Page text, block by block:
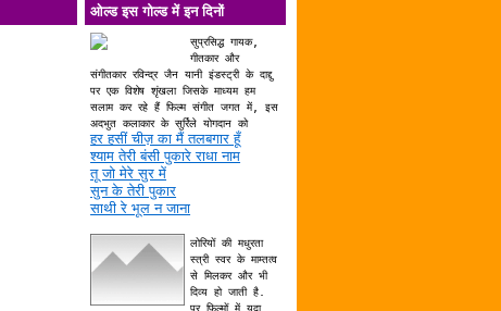
ओल्ड इस गोल्ड में इन दिनों
सुप्रसिद्ध गायक,
गीतकार और
संगीतकार रविन्द्र जैन यानी इंडस्ट्री के दाद्दु
पर एक विशेष शृंखला जिसके माध्यम हम
सलाम कर रहे हैं फिल्म संगीत जगत में, इस
अदभुत कलाकार के सुर्रिले योगदान को
हर हसीं चीज़ का मैं तलबगार हूँ
श्याम तेरी बंसी पुकारे राधा नाम
तू जो मेरे सुर में
सुन के तेरी पुकार
साथी रे भूल न जाना
लोरियों की मधुरता
स्त्री स्वर के माम्तत्व
से मिलकर और भी
दिव्य हो जाती है.
पर फिल्मों में यदा